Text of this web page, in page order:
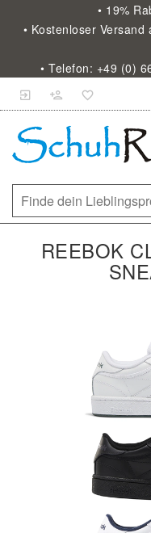
• 19%
• Kostenloser
• Telefon: +49 (0)
REEBOK